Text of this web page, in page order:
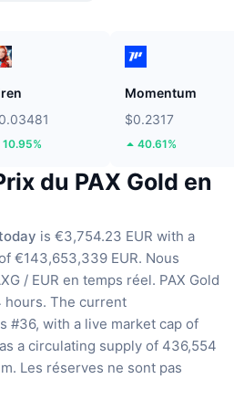
10.95%
Momentum
$0.2317
40.61%
du PAX Gold en
is €3,754.23 EUR with a
€143,653,339 EUR. Nous
/ EUR en temps réel. PAX Gold
hours. The current
#36, with a live market cap of
a circulating supply of 436,554
Les réserves ne sont pas